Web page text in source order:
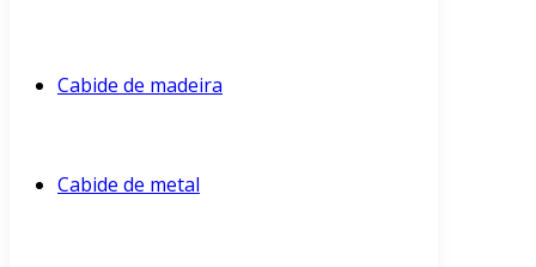
Cabide de madeira
Cabide de metal